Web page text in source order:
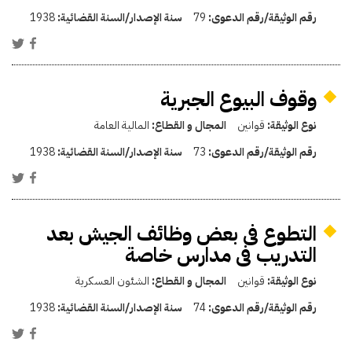
رقم الوثيقة/رقم الدعوى: 79 سنة الإصدار/السنة القضائية:1938
وقوف البيوع الجبرية
نوع الوثيقة: قوانين المجال و القطاع: المالية العامة
رقم الوثيقة/رقم الدعوى: 73 سنة الإصدار/السنة القضائية:1938
التطوع فى بعض وظائف الجيش بعد
التدريب فى مدارس خاصة
نوع الوثيقة: قوانين المجال و القطاع: الشئون العسكرية
رقم الوثيقة/رقم الدعوى:74 سنة الإصدار/السنة القضائية:1938